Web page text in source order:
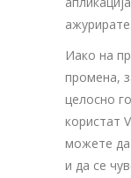
ажурирате.
Иако на
промена,
целосно
користат
можете да
и да се